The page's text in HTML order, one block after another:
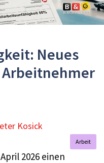
Neues
Kosick
Arbeit
2026 einen